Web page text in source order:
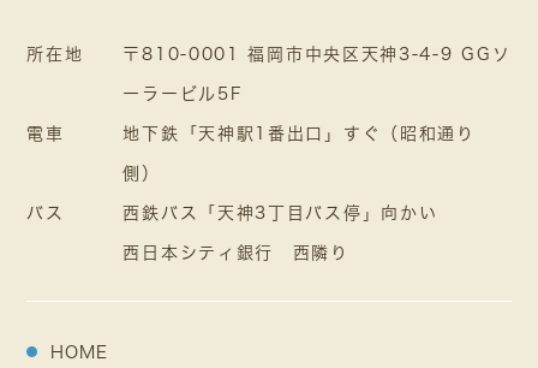
所在地 〒810-0001 福岡市中央区天神3-4-9 GGソ
ーラービル5F
電車 地下鉄「天神駅1番出口」すぐ（昭和通り
側）
バス 西鉄バス「天神3丁目バス停」向かい
西日本シティ銀行 西隣り
HOME